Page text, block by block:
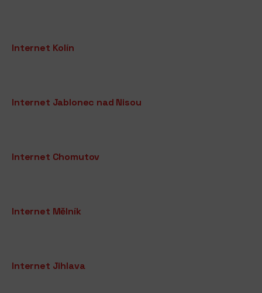
Internet Kolín
Internet Jablonec nad Nisou
Internet Chomutov
Internet Mělník
Internet Jihlava